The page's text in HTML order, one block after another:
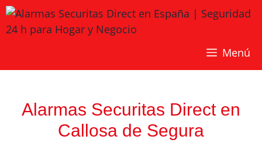
Saltar
al
contenido
Menú
Alarmas Securitas Direct en
Callosa de Segura